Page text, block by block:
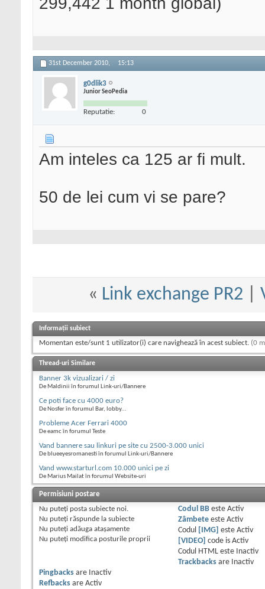
31st December 2010, 15:13
g0dlik3
Junior SeoPedia
Reputatie: 0
Am inteles ca 125 ar fi mult.
50 de lei cum vi se pare?
« Link exchange PR2
Informații subiect
Momentan este/sunt 1 utilizator(i) care navighează în acest subiect. (0
Thread-uri Similare
Banner 3k vizualizari / zi
De Maldinii în forumul Link-uri/Bannere
Ce poti face cu 4000 euro?
De Nosfer în forumul Bar, lobby...
Probleme Acer Ferrari 4000
De eamc în forumul Teste
Vand bannere sau linkuri pe site cu 2500-3.000 unici
De blueeyesromanesti în forumul Link-uri/Bannere
Vand www.starturl.com 10.000 unici pe zi
De Marius Mailat în forumul Website-uri
Permisiuni postare
Nu puteţi posta subiecte noi.
Nu puteţi răspunde la subiecte
Nu puteţi adăuga ataşamente
Nu puteţi modifica posturile proprii
Codul BBeste Activ
Zâmbeteeste Activ
Codul
[IMG] este Activ
[VIDEO]
code is Activ
Codul HTML este
Inactiv
Trackbacksare
Inactiv
Pingbacks are
Inactiv
Refbacks are Activ